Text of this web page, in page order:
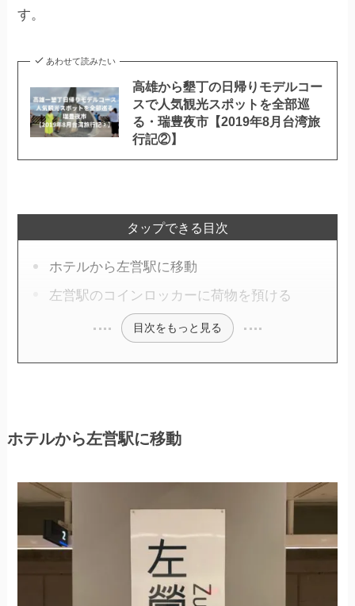
す。
あわせて読みたい
高雄から墾丁の日帰りモデルコー
スで人気観光スポットを全部巡
る・瑞豊夜市【2019年8月台湾旅
行記②】
タップできる目次
ホテルから左営駅に移動
左営駅のコインロッカーに荷物を預ける
目次をもっと見る
ホテルから左営駅に移動